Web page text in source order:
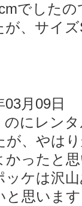
でした
が、サイ
月09日
のにレン
が、やは
かったと
ッケは沢
と思いま